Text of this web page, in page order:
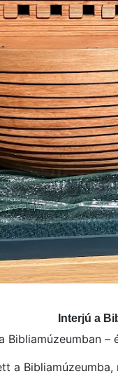
Interjú a
Bibliamúzeumban –
a Bibliamúzeumba,